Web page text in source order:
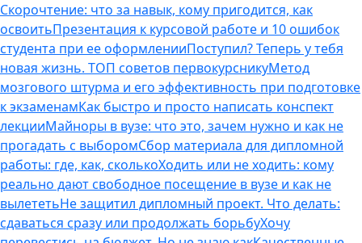
Скорочтение: что за навык, кому пригодится, как
освоитьПрезентация к курсовой работе и 10 ошибок
студента при ее оформленииПоступил? Теперь у тебя
новая жизнь. ТОП советов первокурсникуМетод
мозгового штурма и его эффективность при подготовке
к экзаменамКак быстро и просто написать конспект
лекцииМайноры в вузе: что это, зачем нужно и как не
прогадать с выборомСбор материала для дипломной
работы: где, как, сколькоХодить или не ходить: кому
реально дают свободное посещение в вузе и как не
вылететьНе защитил дипломный проект. Что делать:
сдаваться сразу или продолжать борьбуХочу